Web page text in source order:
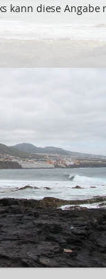
kann diese Angabe